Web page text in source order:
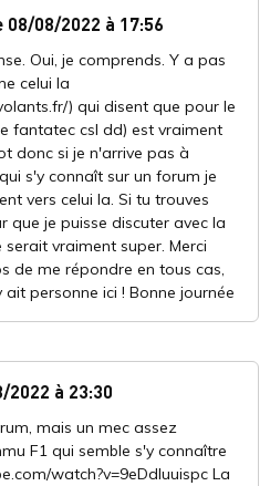
08/08/2022 à 17:56
Oui, je comprends. Y a pas
celui la
) qui disent que pour le
fantatec csl dd) est vraiment
donc si je n'arrive pas à
s'y connaît sur un forum je
vers celui la. Si tu trouves
que je puisse discuter avec la
vraiment super. Merci
de me répondre en tous cas,
personne ici ! Bonne journée
2022 à 23:30
mais un mec assez
F1 qui semble s'y connaître
watch?v=9eDdIuuispc La